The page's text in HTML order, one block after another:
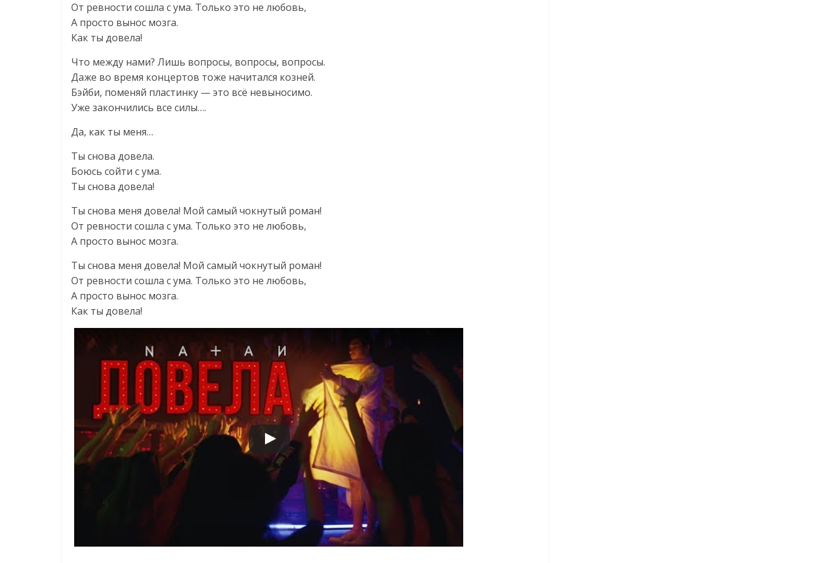
От ревности сошла с ума. Только это не любовь,
А просто вынос мозга.
Как ты довела!
Что между нами? Лишь вопросы, вопросы, вопросы.
Даже во время концертов тоже начитался козней.
Бэйби, поменяй пластинку — это всё невыносимо.
Уже закончились все силы….
Да, как ты меня…
Ты снова довела.
Боюсь сойти с ума.
Ты снова довела!
Ты снова меня довела! Мой самый чокнутый роман!
От ревности сошла с ума. Только это не любовь,
А просто вынос мозга.
Ты снова меня довела! Мой самый чокнутый роман!
От ревности сошла с ума. Только это не любовь,
А просто вынос мозга.
Как ты довела!